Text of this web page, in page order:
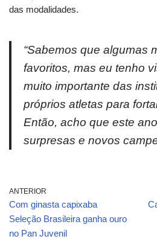
das modalidades.
“Sabemos que algumas
favoritos, mas eu tenho
muito importante das
próprios atletas para
Então, acho que este
surpresas e novos
ANTERIOR
Com ginasta capixaba
Seleção Brasileira ganha ouro
no Pan Juvenil